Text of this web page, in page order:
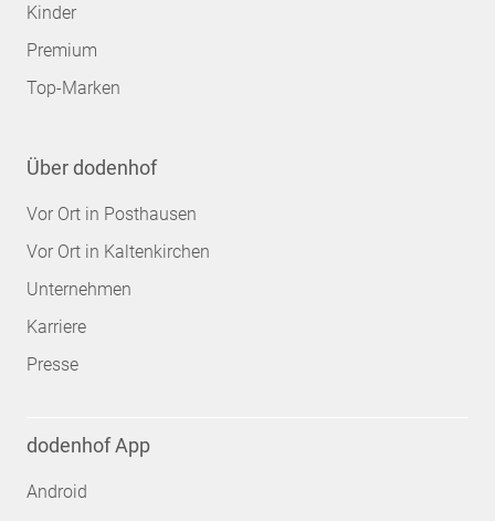
Kinder
Premium
Top-Marken
Über dodenhof
Vor Ort in Posthausen
Vor Ort in Kaltenkirchen
Unternehmen
Karriere
Presse
dodenhof App
Android